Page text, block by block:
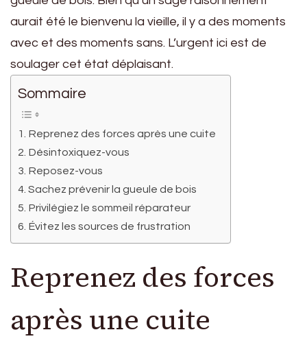
aurait été le bienvenu la vieille, il y a des moments
avec et des moments sans. L’urgent ici est de
soulager cet état déplaisant.
Sommaire
Reprenez des forces après une cuite
Désintoxiquez-vous
Reposez-vous
Sachez prévenir la gueule de bois
Privilégiez le sommeil réparateur
Évitez les sources de frustration
Reprenez des forces
après une cuite